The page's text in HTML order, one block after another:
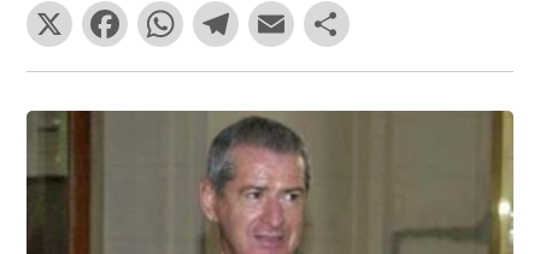
X
F
a
c
W
h
at
A
p
T
el
e
gr
a
m
E
m
ai
l
o
m